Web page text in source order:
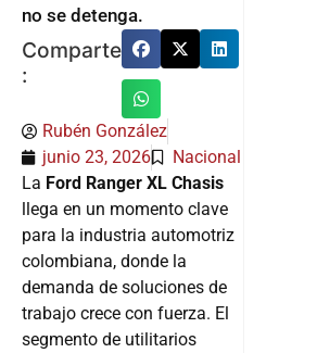
no se detenga.
Comparte
:
Rubén González
junio 23, 2026
Nacional
La Ford Ranger XL Chasis
llega en un momento clave
para la industria automotriz
colombiana, donde la
demanda de soluciones de
trabajo crece con fuerza. El
segmento de utilitarios